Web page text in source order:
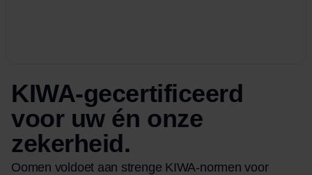
KIWA-gecertificeerd
voor uw én onze
zekerheid.
Oomen voldoet aan strenge KIWA-normen voor